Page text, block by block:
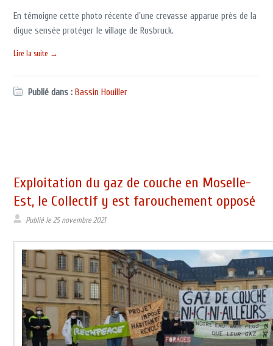
En témoigne cette photo récente d’une crevasse apparue près de la
digue sensée protéger le village de Rosbruck.
Lire la suite →
Publié dans : Bassin Houiller
Exploitation du gaz de couche en Moselle-
Est, le Collectif y est farouchement opposé
Publié le25 novembre 2021